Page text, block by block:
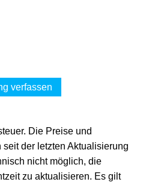
verfassen
Die Preise und
der letzten Aktualisierung
nicht möglich, die
zu aktualisieren. Es gilt